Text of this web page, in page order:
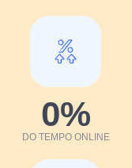
DO TEMPO ONLINE
0%